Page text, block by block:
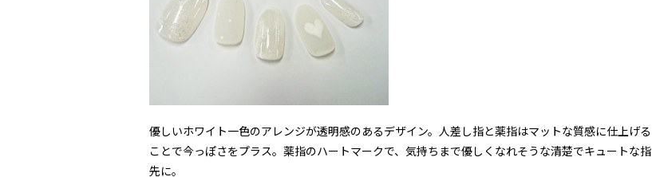
優しいホワイト一色のアレンジが透明感のあるデザイン。人差し指と薬指はマットな質感に仕上げる
ことで今っぽさをプラス。薬指のハートマークで、気持ちまで優しくなれそうな清楚でキュートな指
先に。